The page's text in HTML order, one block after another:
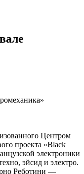
Центром
проекта «Black
электроники
эйсид и электро.
Реботини —